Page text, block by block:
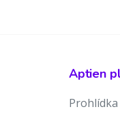
Aptien
Prohlídka